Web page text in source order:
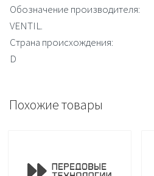
Обозначение производителя:
VENTIL.
Страна происхождения:
D
Похожие товары